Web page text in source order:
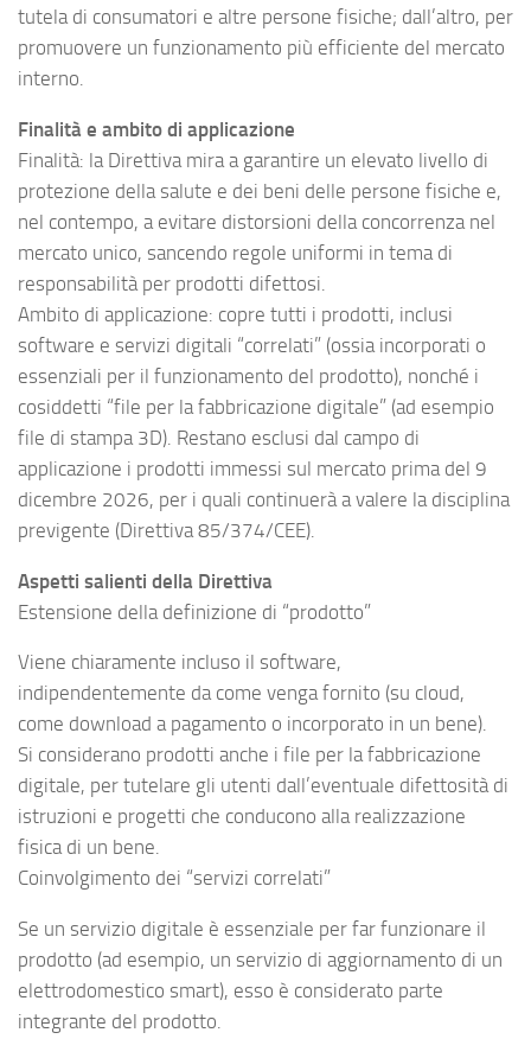
tutela di consumatori e altre persone fisiche; dall’altro, per
promuovere un funzionamento più efficiente del mercato
interno.
Finalità e ambito di applicazione
Finalità: la Direttiva mira a garantire un elevato livello di
protezione della salute e dei beni delle persone fisiche e,
nel contempo, a evitare distorsioni della concorrenza nel
mercato unico, sancendo regole uniformi in tema di
responsabilità per prodotti difettosi.
Ambito di applicazione: copre tutti i prodotti, inclusi
software e servizi digitali “correlati” (ossia incorporati o
essenziali per il funzionamento del prodotto), nonché i
cosiddetti “file per la fabbricazione digitale” (ad esempio
file di stampa 3D). Restano esclusi dal campo di
applicazione i prodotti immessi sul mercato prima del 9
dicembre 2026, per i quali continuerà a valere la disciplina
previgente (Direttiva 85/374/CEE).
Aspetti salienti della Direttiva
Estensione della definizione di “prodotto”
Viene chiaramente incluso il software,
indipendentemente da come venga fornito (su cloud,
come download a pagamento o incorporato in un bene).
Si considerano prodotti anche i file per la fabbricazione
digitale, per tutelare gli utenti dall’eventuale difettosità di
istruzioni e progetti che conducono alla realizzazione
fisica di un bene.
Coinvolgimento dei “servizi correlati”
Se un servizio digitale è essenziale per far funzionare il
prodotto (ad esempio, un servizio di aggiornamento di un
elettrodomestico smart), esso è considerato parte
integrante del prodotto.